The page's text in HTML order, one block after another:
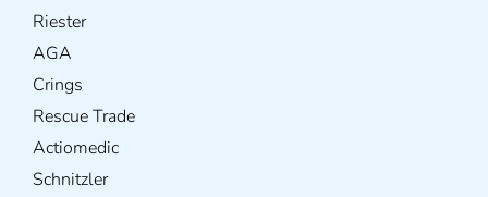
Riester
AGA
Crings
Rescue Trade
Actiomedic
Schnitzler